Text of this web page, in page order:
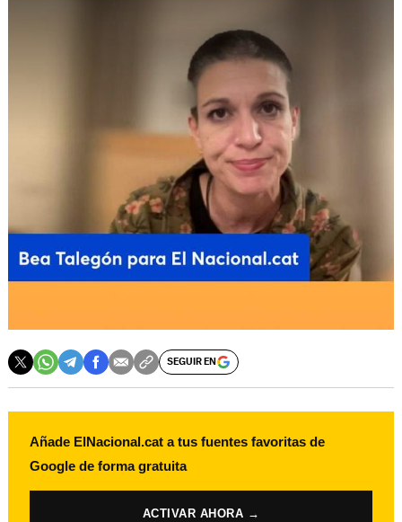
SEGUIR EN
Añade ElNacional.cat a tus fuentes favoritas de
Google de forma gratuita
ACTIVAR AHORA →